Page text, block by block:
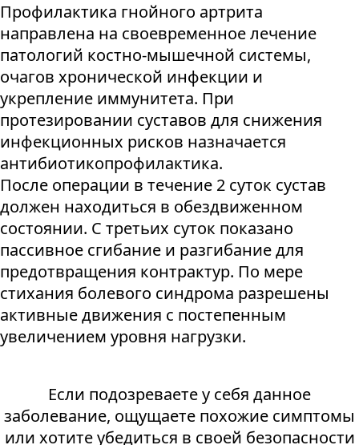
Профилактика гнойного артрита
направлена на своевременное лечение
патологий костно-мышечной системы,
очагов хронической инфекции и
укрепление иммунитета. При
протезировании суставов для снижения
инфекционных рисков назначается
антибиотикопрофилактика.
После операции в течение 2 суток сустав
должен находиться в обездвиженном
состоянии. С третьих суток показано
пассивное сгибание и разгибание для
предотвращения контрактур. По мере
стихания болевого синдрома разрешены
активные движения с постепенным
увеличением уровня нагрузки.
Если подозреваете у себя данное
заболевание, ощущаете похожие симптомы
или хотите убедиться в своей безопасности